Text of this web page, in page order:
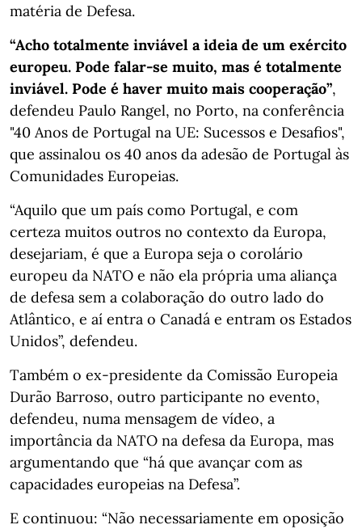
matéria de Defesa.
“Acho totalmente inviável a ideia de um exército
europeu. Pode falar-se muito, mas é totalmente
inviável. Pode é haver muito mais cooperação”,
defendeu Paulo Rangel, no Porto, na conferência
"40 Anos de Portugal na UE: Sucessos e Desafios",
que assinalou os 40 anos da adesão de Portugal às
Comunidades Europeias.
“Aquilo que um país como Portugal, e com
certeza muitos outros no contexto da Europa,
desejariam, é que a Europa seja o corolário
europeu da NATO e não ela própria uma aliança
de defesa sem a colaboração do outro lado do
Atlântico, e aí entra o Canadá e entram os Estados
Unidos”, defendeu.
Também o ex-presidente da Comissão Europeia
Durão Barroso, outro participante no evento,
defendeu, numa mensagem de vídeo, a
importância da NATO na defesa da Europa, mas
argumentando que “há que avançar com as
capacidades europeias na Defesa”.
E continuou: “Não necessariamente em oposição